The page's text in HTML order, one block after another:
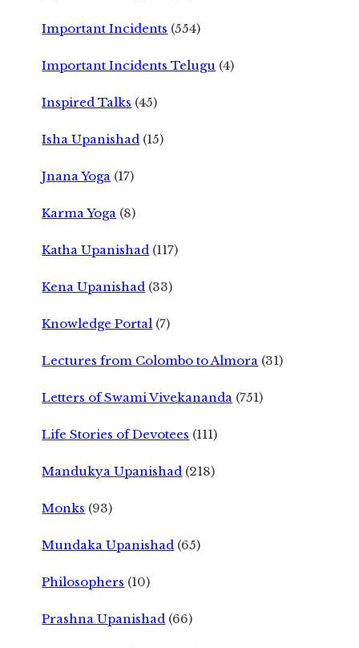
Important Incidents (554)
Important Incidents Telugu (4)
Inspired Talks (45)
Isha Upanishad (15)
Jnana Yoga (17)
Karma Yoga (8)
Katha Upanishad (117)
Kena Upanishad (33)
Knowledge Portal (7)
Lectures from Colombo to Almora (31)
Letters of Swami Vivekananda (751)
Life Stories of Devotees (111)
Mandukya Upanishad (218)
Monks (93)
Mundaka Upanishad (65)
Philosophers (10)
Prashna Upanishad (66)